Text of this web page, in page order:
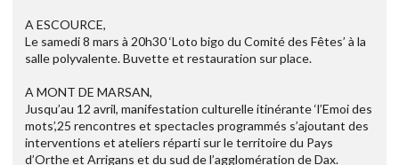
A ESCOURCE,
Le samedi 8 mars à 20h30 ‘Loto bigo du Comité des Fêtes’ à la
salle polyvalente. Buvette et restauration sur place.
A MONT DE MARSAN,
Jusqu’au 12 avril, manifestation culturelle itinérante ‘l’Emoi des
mots’,25 rencontres et spectacles programmés s’ajoutant des
interventions et ateliers réparti sur le territoire du Pays
d’Orthe et Arrigans et du sud de l’agglomération de Dax.